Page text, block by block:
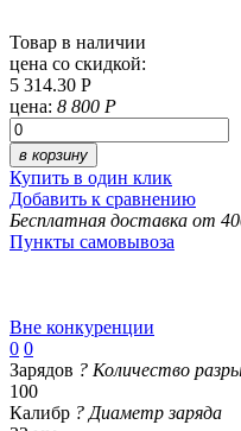
Товар в наличии
цена со скидкой:
5 314.30 Р
цена: 8 800 Р
в корзину
Купить в один клик
Добавить к сравнению
Бесплатная доставка от
Пункты самовывоза
Вне конкуренции
0 0
Зарядов ? Количество
100
Калибр ? Диаметр заряда